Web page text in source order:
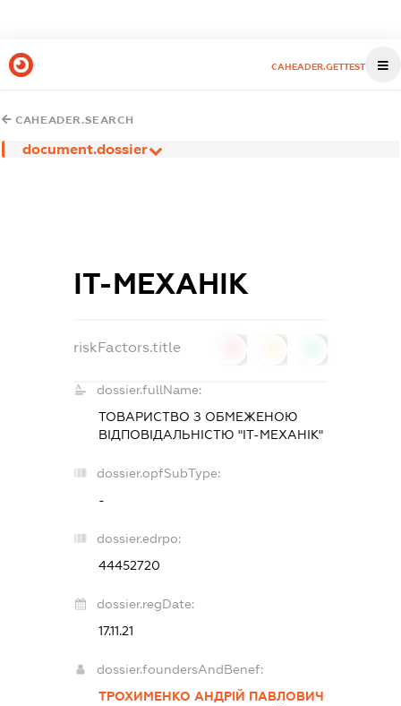
CAHEADER.GETTEST
CAHEADER.SEARCH
document.dossier
ІТ-МЕХАНІК
riskFactors.title
dossier.fullName:
ТОВАРИСТВО З ОБМЕЖЕНОЮ
ВІДПОВІДАЛЬНІСТЮ "ІТ-МЕХАНІК"
dossier.opfSubType:
-
dossier.edrpo:
44452720
dossier.regDate:
17.11.21
dossier.foundersAndBenef:
ТРОХИМЕНКО АНДРІЙ ПАВЛОВИЧ